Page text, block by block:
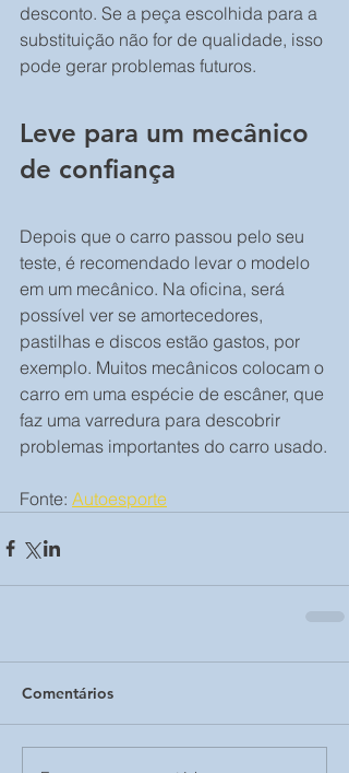
desconto. Se a peça escolhida para a
substituição não for de qualidade, isso
pode gerar problemas futuros.
Leve para um mecânico
de confiança
Depois que o carro passou pelo seu
teste, é recomendado levar o modelo
em um mecânico. Na oficina, será
possível ver se amortecedores,
pastilhas e discos estão gastos, por
exemplo. Muitos mecânicos colocam o
carro em uma espécie de escâner, que
faz uma varredura para descobrir
problemas importantes do carro usado.
Fonte: Autoesporte
Comentários